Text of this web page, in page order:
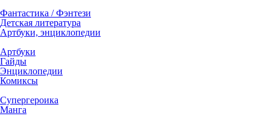
Фантастика / Фэнтези
Детская литература
Артбуки, энциклопедии
Артбуки
Гайды
Энциклопедии
Комиксы
Супергероика
Манга